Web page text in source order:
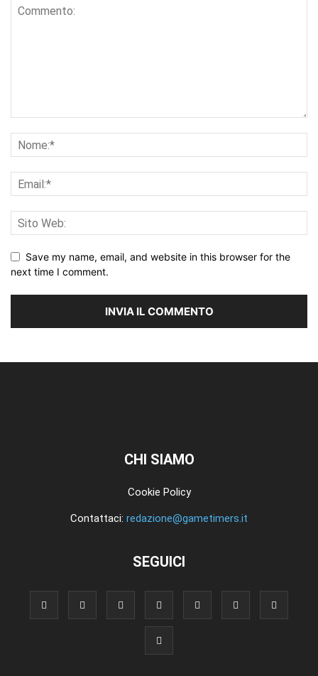
Save my name, email, and website in this browser for the
next time I comment.
CHI SIAMO
Cookie Policy
Contattaci: redazione@gametimers.it
SEGUICI